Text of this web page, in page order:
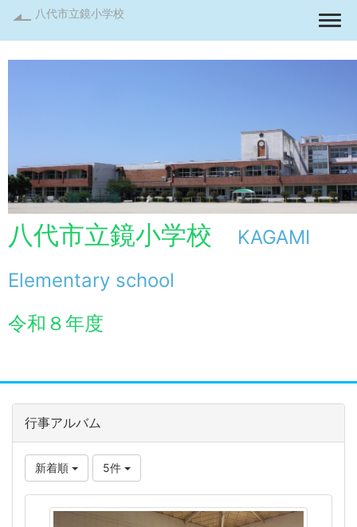
八代市立鏡小学校
八代市立鏡小学校
KAGAMI
Elementary school
令和８年度
行事アルバム
新着順 5件